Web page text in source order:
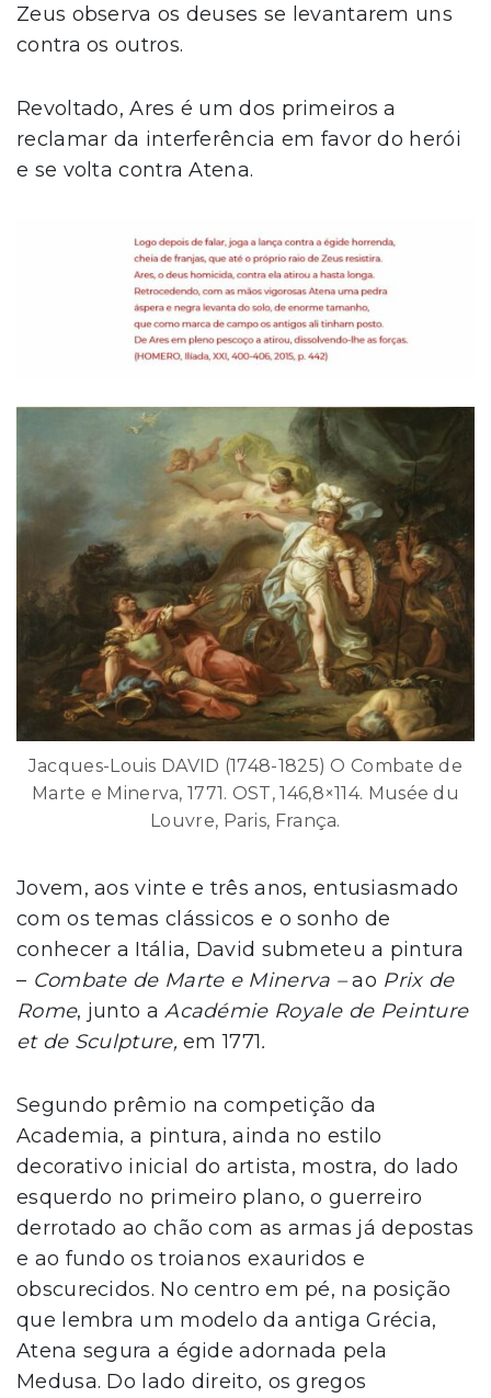
Zeus observa os deuses se levantarem uns
contra os outros.
Revoltado, Ares é um dos primeiros a
reclamar da interferência em favor do herói
e se volta contra Atena.
Jacques-Louis DAVID (1748-1825) O Combate de
Marte e Minerva, 1771. OST, 146,8×114. Musée du
Louvre, Paris, França.
Jovem, aos vinte e três anos, entusiasmado
com os temas clássicos e o sonho de
conhecer a Itália, David submeteu a pintura
– Combate de Marte e Minerva –ao Prix de
Rome, junto aAcadémie Royale de Peinture
et de Sculpture,em 1771.
Segundo prêmio na competição da
Academia, a pintura, ainda no estilo
decorativo inicial do artista, mostra, do lado
esquerdo no primeiro plano, o guerreiro
derrotado ao chão com as armas já depostas
e ao fundo os troianos exauridos e
obscurecidos. No centro em pé, na posição
que lembra um modelo da antiga Grécia,
Atena segura a égide adornada pela
Medusa. Do lado direito, os gregos